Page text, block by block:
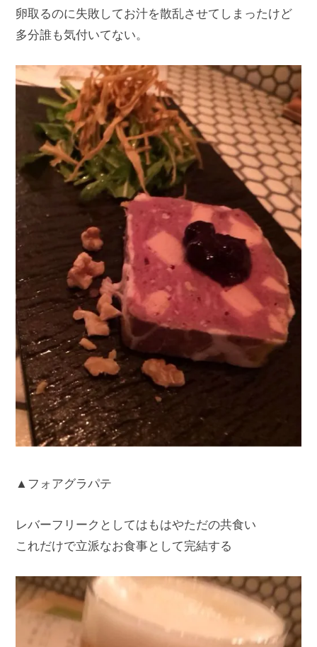
卵取るのに失敗してお汁を散乱させてしまったけど
多分誰も気付いてない。
▲フォアグラパテ
レバーフリークとしてはもはやただの共食い
これだけで立派なお食事として完結する